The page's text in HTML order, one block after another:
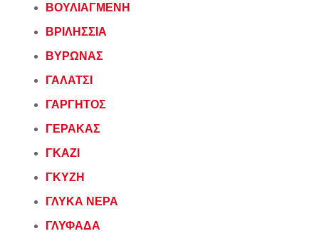
ΒΟΥΛΙΑΓΜΕΝΗ
ΒΡΙΛΗΣΣΙΑ
ΒΥΡΩΝΑΣ
ΓΑΛΑΤΣΙ
ΓΑΡΓΗΤΟΣ
ΓΕΡΑΚΑΣ
ΓΚΑΖΙ
ΓΚΥΖΗ
ΓΛΥΚΑ ΝΕΡΑ
ΓΛΥΦΑΔΑ